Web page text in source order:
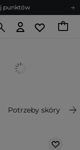
punktów
porad
punktów
Potrzeby skóry